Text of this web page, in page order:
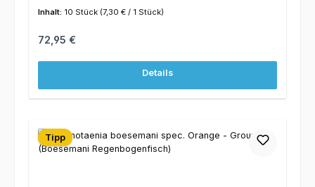
Inhalt: 10 Stück (7,30 € / 1 Stück)
Regulärer Preis:
72,95 €
Details
Tipp